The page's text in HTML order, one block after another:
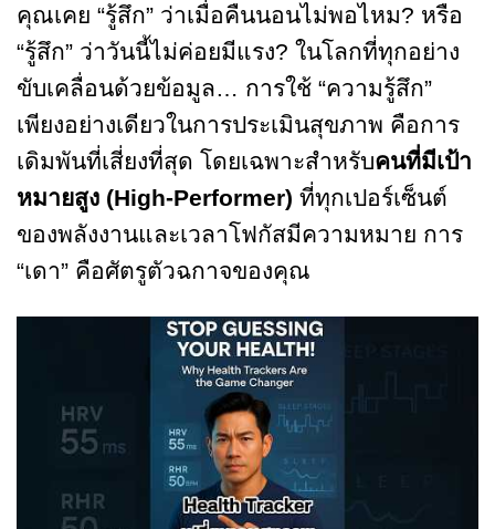
คุณเคย “รู้สึก” ว่าเมื่อคืนนอนไม่พอไหม? หรือ
“รู้สึก” ว่าวันนี้ไม่ค่อยมีแรง? ในโลกที่ทุกอย่าง
ขับเคลื่อนด้วยข้อมูล… การใช้ “ความรู้สึก”
เพียงอย่างเดียวในการประเมินสุขภาพ คือการ
เดิมพันที่เสี่ยงที่สุด โดยเฉพาะสำหรับคนที่มีเป้า
หมายสูง (High-Performer) ที่ทุกเปอร์เซ็นต์
ของพลังงานและเวลาโฟกัสมีความหมาย การ
“เดา” คือศัตรูตัวฉกาจของคุณ